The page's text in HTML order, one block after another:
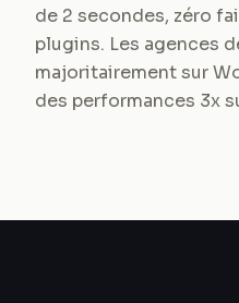
de 2 secondes, zéro
plugins. Les agences
majoritairement sur
des performances 3x